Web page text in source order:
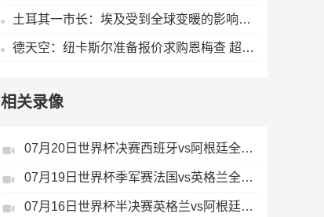
土耳其一市长：埃及受到全球变暖的影响，我们愿给萨拉赫一块土地
德天空：纽卡斯尔准备报价求购恩梅查 超1亿欧才能让多特考虑放人
相关录像
07月20日世界杯决赛西班牙vs阿根廷全场录像
07月19日世界杯季军赛法国vs英格兰全场录像
07月16日世界杯半决赛英格兰vs阿根廷全场录像